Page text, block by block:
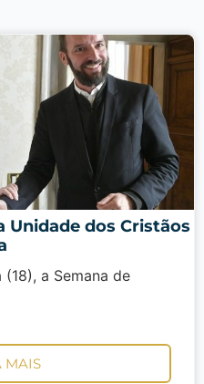
Unidade dos Cristãos
a Semana de
MAIS